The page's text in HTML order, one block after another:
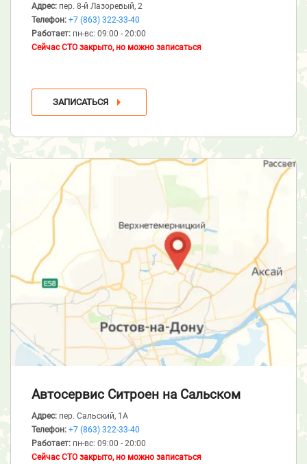
Адрес: пер. 8-й Лазоревый, 2
Телефон: +7 (863) 322-33-40
Работает: пн-вс: 09:00 - 20:00
Сейчас СТО закрыто, но можно записаться
ЗАПИСАТЬСЯ
Автосервис Ситроен на Сальском
Адрес: пер. Сальский, 1А
Телефон: +7 (863) 322-33-40
Работает: пн-вс: 09:00 - 20:00
Сейчас СТО закрыто, но можно записаться